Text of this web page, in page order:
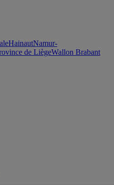
HainautNamur-
de LiègeWallon Brabant